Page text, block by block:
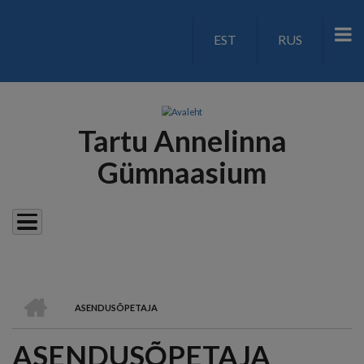
LANGUAGE
EST RUS
Tartu Annelinna
Gümnaasium
LEIVAPURU
ASENDUSÕPETAJA
ASENDUSÕPETAJA